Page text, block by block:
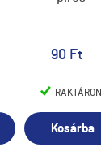
90 Ft
RAKTÁRON
Kosárba